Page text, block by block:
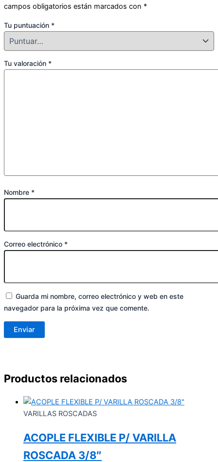
campos obligatorios están marcados con *
Tu puntuación *
Tu valoración *
Nombre *
Correo electrónico *
Guarda mi nombre, correo electrónico y web en este
navegador para la próxima vez que comente.
Productos relacionados
VARILLAS ROSCADAS
ACOPLE FLEXIBLE P/ VARILLA
ROSCADA 3/8″